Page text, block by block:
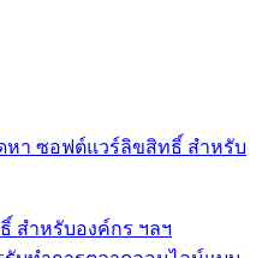
สำหรับองค์กร ฯลฯ